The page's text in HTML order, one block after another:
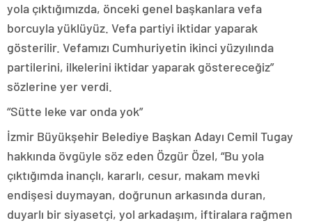
yola çıktığımızda, önceki genel başkanlara vefa
borcuyla yüklüyüz. Vefa partiyi iktidar yaparak
gösterilir. Vefamızı Cumhuriyetin ikinci yüzyılında
partilerini, ilkelerini iktidar yaparak göstereceğiz”
sözlerine yer verdi.
“Sütte leke var onda yok”
İzmir Büyükşehir Belediye Başkan Adayı Cemil Tugay
hakkında övgüyle söz eden Özgür Özel, “Bu yola
çıktığımda inançlı, kararlı, cesur, makam mevki
endişesi duymayan, doğrunun arkasında duran,
duyarlı bir siyasetçi, yol arkadaşım, iftiralara rağmen